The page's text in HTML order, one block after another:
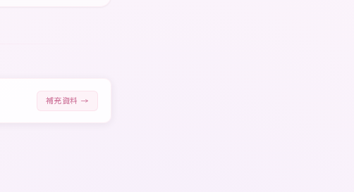
補充資料 →